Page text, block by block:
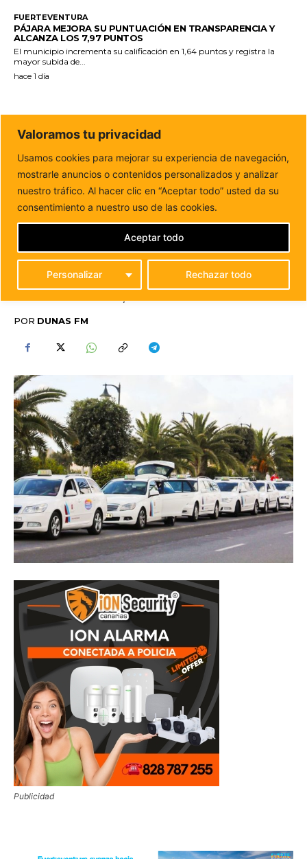
FUERTEVENTURA
PÁJARA MEJORA SU PUNTUACIÓN EN TRANSPARENCIA Y
ALCANZA LOS 7,97 PUNTOS
El municipio incrementa su calificación en 1,64 puntos y registra la
mayor subida de...
hace 1 día